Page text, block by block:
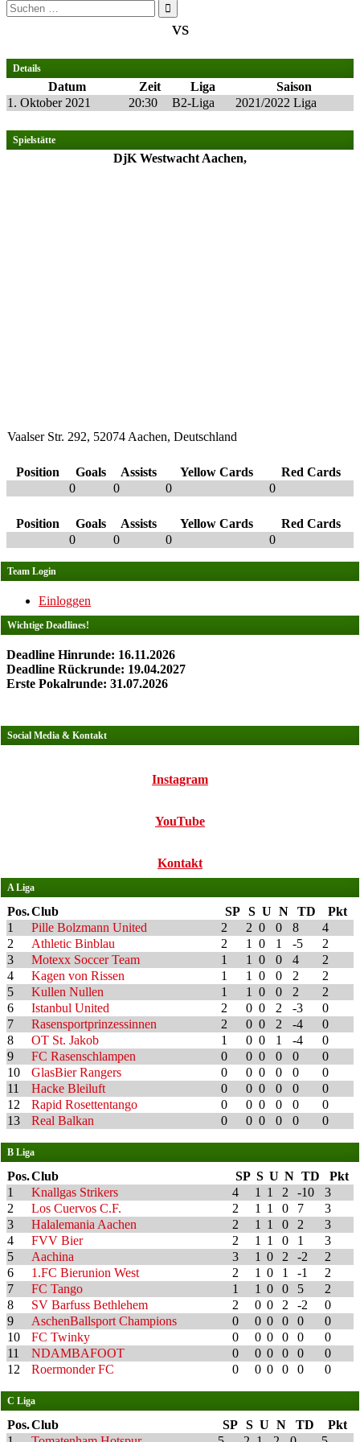
Suchen
nach:
vs
Details
Datum Zeit Liga
Saison
1. Oktober 2021
20:30 B2-Liga 2021/2022 Liga
Spielstätte
DjK Westwacht Aachen,
Vaalser Str. 292, 52074 Aachen, Deutschland
Position Goals Assists Yellow Cards
Red Cards
0
0 0 0
Position Goals Assists Yellow Cards
Red Cards
0
0 0 0
Team Login
Einloggen
Wichtige Deadlines!
Deadline Hinrunde: 16.11.2026
Deadline Rückrunde: 19.04.2027
Erste Pokalrunde: 31.07.2026
Social Media & Kontakt
Instagram
YouTube
Kontakt
A Liga
Pos.Club SP S U N TD
Pkt
1
Pille Bolzmann United 2 2 0 0 8
4
2
Athletic Binblau 2 1 0 1 -5
2
3
Motexx Soccer Team 1 1 0 0 4
2
4
Kagen von Rissen 1 1 0 0 2
2
5
Kullen Nullen 1 1 0 0 2
2
6
Istanbul United 2 0 0 2 -3
0
7
Rasensportprinzessinnen 2 0 0 2 -4
0
8
OT St. Jakob 1 0 0 1 -4
0
9
FC Rasenschlampen 0 0 0 0 0
0
10
GlasBier Rangers 0 0 0 0 0
0
11
Hacke Bleiluft 0 0 0 0 0
0
12
Rapid Rosettentango 0 0 0 0 0
0
13
Real Balkan 0 0 0 0 0 0
B Liga
Pos.Club SP S U N TD
Pkt
1
Knallgas Strikers 4 1 1 2 -10
3
2
Los Cuervos C.F. 2 1 1 0 7
3
3
Halalemania Aachen 2 1 1 0 2
3
4
FVV Bier 2 1 1 0 1
3
5
Aachina 3 1 0 2 -2
2
6
1.FC Bierunion West 2 1 0 1 -1
2
7
FC Tango 1 1 0 0 5
2
8
SV Barfuss Bethlehem 2 0 0 2 -2
0
9
AschenBallsport Champions 0 0 0 0 0
0
10
FC Twinky 0 0 0 0 0
0
11
NDAMBAFOOT 0 0 0 0 0
0
12
Roermonder FC 0 0 0 0 0 0
C Liga
Pos.Club SP S U N TD
Pkt